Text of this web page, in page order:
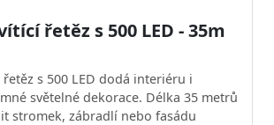
řetěz s 500 LED - 35m
s 500 LED dodá interiéru i
světelné dekorace. Délka 35 metrů
stromek, zábradlí nebo fasádu